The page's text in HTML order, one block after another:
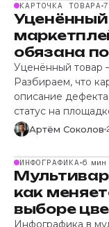
КАРТОЧКА ТОВАРА
обязана
Уценённый товар
Разбираем, что
описание
статус на
Артём Соколов
ИНФОГРАФИКА 6 мин
как
выборе
Инфографика в